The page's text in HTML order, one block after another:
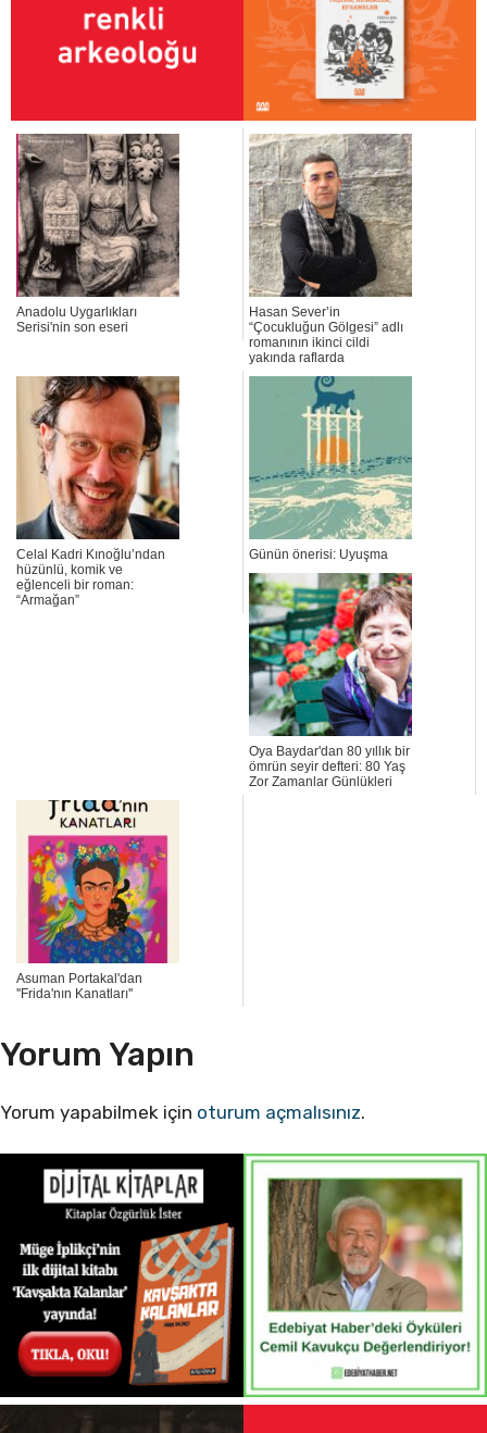
Anadolu Uygarlıkları
Serisi'nin son eseri
Hasan Sever’in
“Çocukluğun Gölgesi” adlı
romanının ikinci cildi
yakında raflarda
Celal Kadri Kınoğlu’ndan
hüzünlü, komik ve
eğlenceli bir roman:
“Armağan”
Günün önerisi: Uyuşma
Oya Baydar'dan 80 yıllık bir
ömrün seyir defteri: 80 Yaş
Zor Zamanlar Günlükleri
Asuman Portakal'dan
''Frida'nın Kanatları''
Yorum Yapın
Yorum yapabilmek için oturum açmalısınız.